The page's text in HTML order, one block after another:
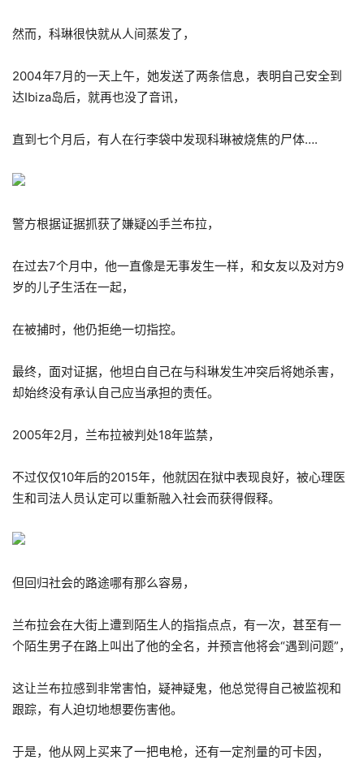
然而，科琳很快就从人间蒸发了，
2004年7月的一天上午，她发送了两条信息，表明自己安全到
达Ibiza岛后，就再也没了音讯，
直到七个月后，有人在行李袋中发现科琳被烧焦的尸体….
警方根据证据抓获了嫌疑凶手兰布拉，
在过去7个月中，他一直像是无事发生一样，和女友以及对方9
岁的儿子生活在一起，
在被捕时，他仍拒绝一切指控。
最终，面对证据，他坦白自己在与科琳发生冲突后将她杀害，
却始终没有承认自己应当承担的责任。
2005年2月，兰布拉被判处18年监禁，
不过仅仅10年后的2015年，他就因在狱中表现良好，被心理医
生和司法人员认定可以重新融入社会而获得假释。
但回归社会的路途哪有那么容易，
兰布拉会在大街上遭到陌生人的指指点点，有一次，甚至有一
个陌生男子在路上叫出了他的全名，并预言他将会“遇到问题”，
这让兰布拉感到非常害怕，疑神疑鬼，他总觉得自己被监视和
跟踪，有人迫切地想要伤害他。
于是，他从网上买来了一把电枪，还有一定剂量的可卡因，